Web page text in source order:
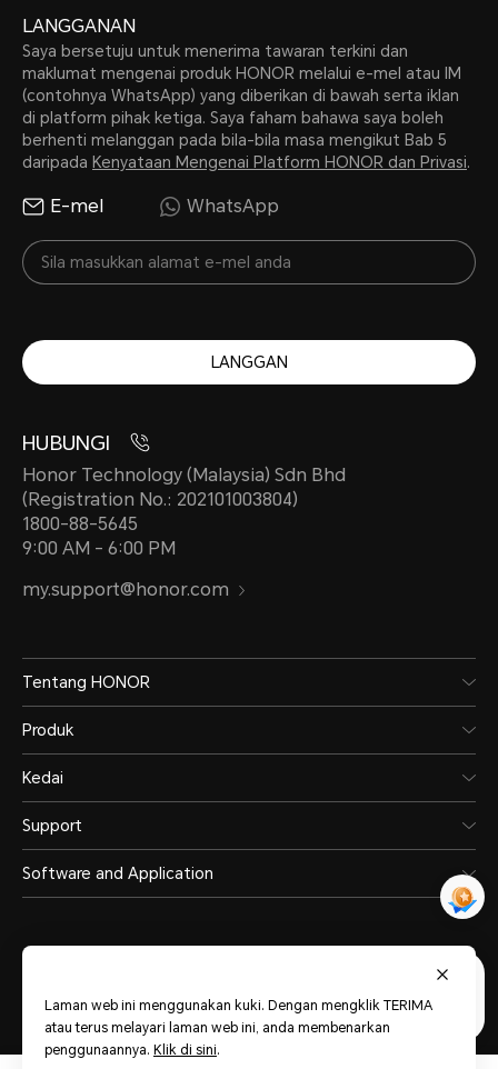
LANGGANAN
Saya bersetuju untuk menerima tawaran terkini dan
maklumat mengenai produk HONOR melalui e-mel atau IM
(contohnya WhatsApp) yang diberikan di bawah serta iklan
di platform pihak ketiga. Saya faham bahawa saya boleh
berhenti melanggan pada bila-bila masa mengikut Bab 5
daripada Kenyataan Mengenai Platform HONOR dan Privasi.
E-mel WhatsApp
LANGGAN
HUBUNGI
Honor Technology (Malaysia) Sdn Bhd
(Registration No.: 202101003804)
1800-88-5645
9:00 AM - 6:00 PM
my.support@honor.com
Tentang HONOR
Produk
Kedai
Support
Software and Application
Malaysia (Malay)
Laman web ini menggunakan kuki. Dengan mengklik TERIMA
atau terus melayari laman web ini, anda membenarkan
penggunaannya. Klik di sini.